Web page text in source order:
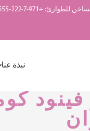
للطوارئ: +971-7-222-5555
نبذة عنا
فينود